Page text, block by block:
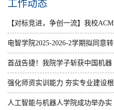
工作动态
【对标竞进，争创一流】我校ACM
集训...
电智学院2025-2026-2学期拟同意转
出...
首战告捷！我院学子斩获中国机器
人...
强化师资实训能力 夯实专业建设根
基...
人工智能与机器人学院成功举办实